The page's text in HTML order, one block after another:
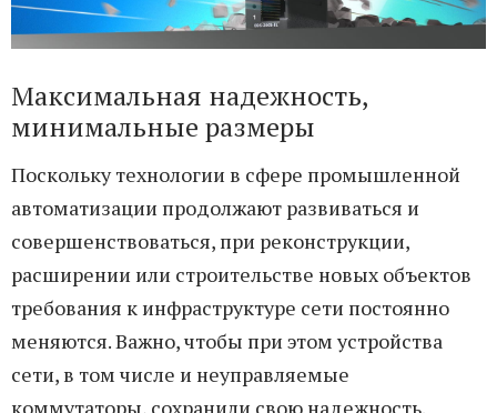
Максимальная надежность,
минимальные размеры
Поскольку технологии в сфере промышленной
автоматизации продолжают развиваться и
совершенствоваться, при реконструкции,
расширении или строительстве новых объектов
требования к инфраструктуре сети постоянно
меняются. Важно, чтобы при этом устройства
сети, в том числе и неуправляемые
коммутаторы, сохранили свою надежность.